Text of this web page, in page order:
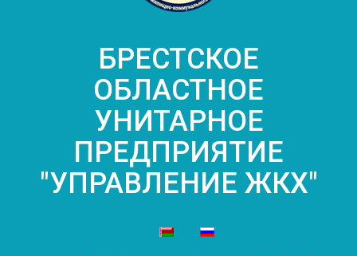
БРЕСТСКОЕ
ОБЛАСТНОЕ
УНИТАРНОЕ
ПРЕДПРИЯТИЕ
"УПРАВЛЕНИЕ ЖКХ"